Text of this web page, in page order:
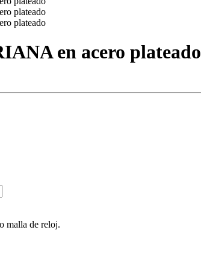
en acero plateado
malla de reloj.